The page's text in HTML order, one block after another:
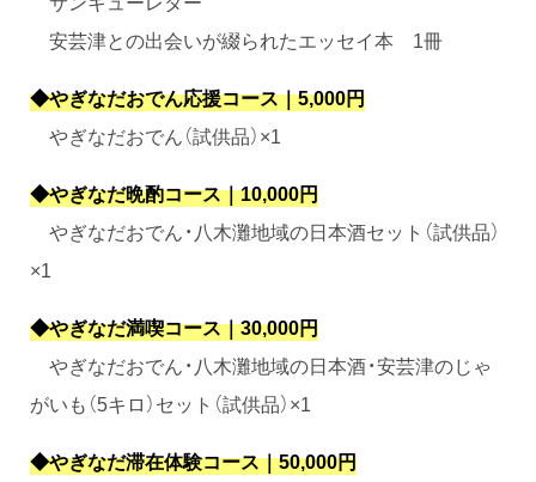
安芸津との出会いが綴られたエッセイ本 1冊
◆やぎなだおでん応援コース｜5,000円
やぎなだおでん（試供品）×1
◆やぎなだ晩酌コース｜10,000円
やぎなだおでん・八木灘地域の日本酒セット（試供品）
×1
◆やぎなだ満喫コース｜30,000円
やぎなだおでん・八木灘地域の日本酒・安芸津のじゃ
がいも（5キロ）セット（試供品）×1
◆やぎなだ滞在体験コース｜50,000円